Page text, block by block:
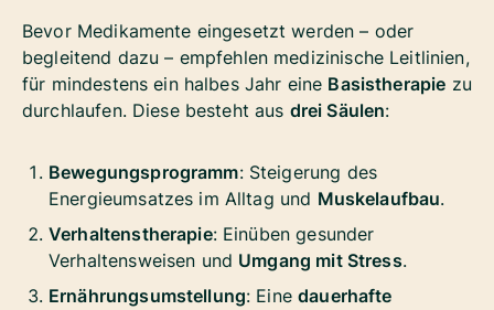
Bevor Medikamente eingesetzt werden – oder
begleitend dazu – empfehlen medizinische Leitlinien,
für mindestens ein halbes Jahr eine Basistherapie zu
durchlaufen. Diese besteht aus drei Säulen:
Bewegungsprogramm: Steigerung des
Energieumsatzes im Alltag und Muskelaufbau.
Verhaltenstherapie: Einüben gesunder
Verhaltensweisen und Umgang mit Stress.
Ernährungsumstellung: Einedauerhafte